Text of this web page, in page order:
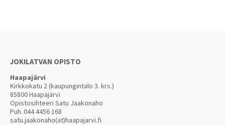
JOKILATVAN OPISTO
Haapajärvi
Kirkkokatu 2 (kaupungintalo 3. krs.)
85800 Haapajärvi
Opistosihteeri Satu Jaakonaho
Puh.044 4456 168
satu.jaakonaho(at)haapajarvi.fi